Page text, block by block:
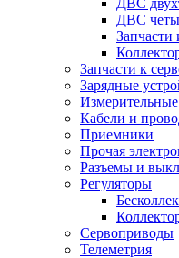
ДВС
ДВС
Запчасти
Запчасти к
Зарядные
Измерительные
Кабели и
Приемники
Прочая
Разъемы и
Регуляторы
Сервоприводы
Телеметрия